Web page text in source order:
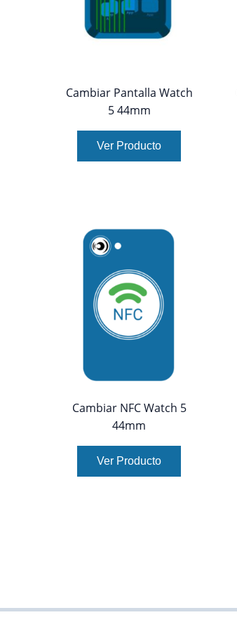
Cambiar Pantalla Watch
5 44mm
Ver Producto
Cambiar NFC Watch 5
44mm
Ver Producto